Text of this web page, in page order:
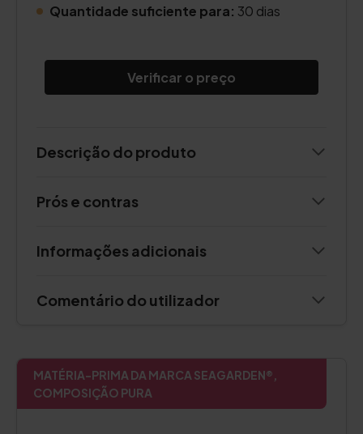
Quantidade suficiente para: 30 dias
Verificar o preço
Descrição do produto
Prós e contras
Informações adicionais
Comentário do utilizador
MATÉRIA-PRIMA DA MARCA SEAGARDEN®,
COMPOSIÇÃO PURA